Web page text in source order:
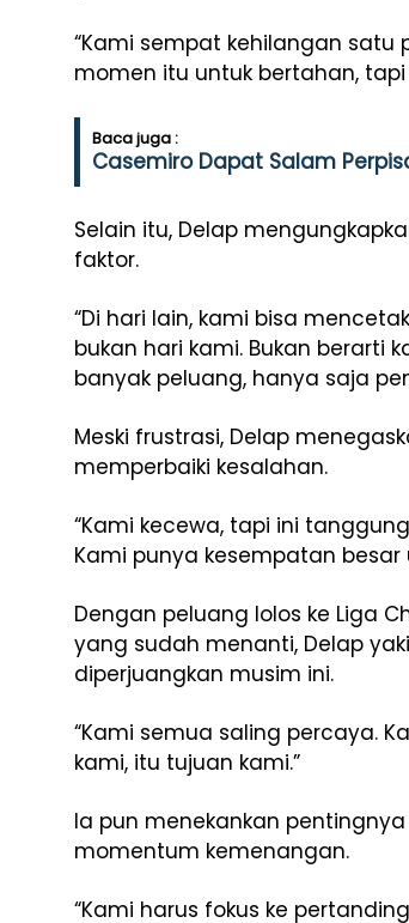
“Kami sempat kehilangan
momen itu untuk bertahan,
Baca juga :
Casemiro Dapat Salam
Selain itu, Delap
faktor.
“Di hari lain, kami bisa
bukan hari kami. Bukan berarti
banyak peluang, hanya saja
Meski frustrasi, Delap
memperbaiki kesalahan.
“Kami kecewa, tapi ini
Kami punya kesempatan besar
Dengan peluang lolos ke Liga
yang sudah menanti, Delap
diperjuangkan musim ini.
“Kami semua saling percaya.
kami, itu tujuan kami.”
Ia pun menekankan
momentum kemenangan.
“Kami harus fokus ke